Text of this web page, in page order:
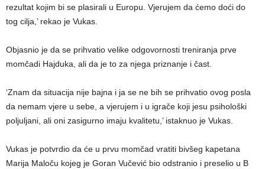
rezultat kojim bi se plasirali u Europu. Vjerujem da ćemo doći do
tog cilja,’ rekao je Vukas.
Objasnio je da se prihvatio velike odgovornosti treniranja prve
momčadi Hajduka, ali da je to za njega priznanje i čast.
‘Znam da situacija nije bajna i ja se ne bih se prihvatio ovog posla
da nemam vjere u sebe, a vjerujem i u igrače koji jesu psihološki
poljuljani, ali oni zasigurno imaju kvalitetu,’ istaknuo je Vukas.
Vukas je potvrdio da će u prvu momčad vratiti bivšeg kapetana
Marija Maloču kojeg je Goran Vučević bio odstranio i preselio u B